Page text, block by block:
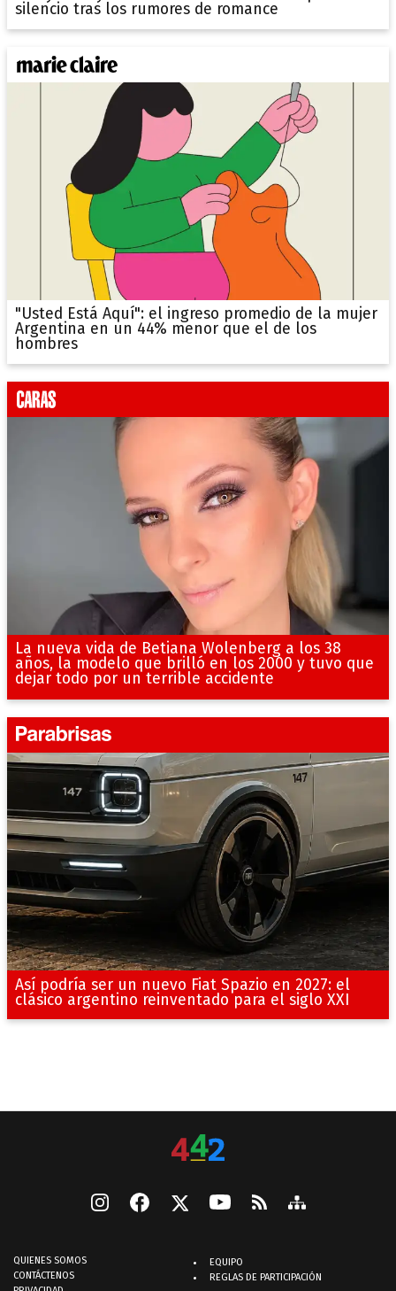
silencio tras los rumores de romance
"Usted Está Aquí": el ingreso promedio de la mujer
Argentina en un 44% menor que el de los
hombres
La nueva vida de Betiana Wolenberg a los 38
años, la modelo que brilló en los 2000 y tuvo que
dejar todo por un terrible accidente
Así podría ser un nuevo Fiat Spazio en 2027: el
clásico argentino reinventado para el siglo XXI
QUIENES SOMOS
CONTÁCTENOS
EQUIPO
REGLAS DE PARTICIPACIÓN